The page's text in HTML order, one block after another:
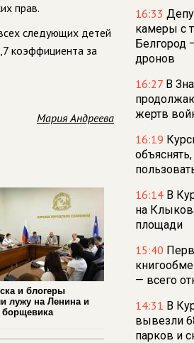
прав.
следующих детей
коэффициента за
Мария Андреева
и блогеры
лужу на Ленина и
борщевика
16:33
камеры с
Белгород
дронов
16:27 В
жертв
16:19
16:14 В
на
площади
15:40
— всего
14:31 В
вывезли
парков и